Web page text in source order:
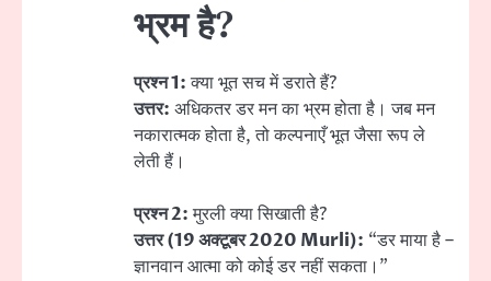
भ्रम है?
प्रश्न 1:क्या भूत सच में डराते हैं?
उत्तर: अधिकतर डर मन का भ्रम होता है। जब मन
नकारात्मक होता है, तो कल्पनाएँ भूत जैसा रूप ले
लेती हैं।
प्रश्न 2:मुरली क्या सिखाती है?
उत्तर (19 अक्टूबर 2020 Murli): “डर माया है –
ज्ञानवान आत्मा को कोई डर नहीं सकता।”